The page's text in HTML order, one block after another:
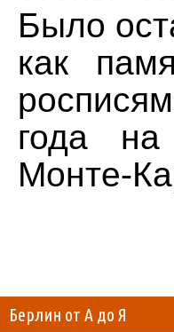
Было
как
года
Монте-
Берлин от А до Я